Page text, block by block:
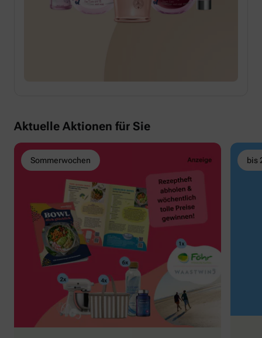
Aktuelle Aktionen für Sie
Sommerwochen bis